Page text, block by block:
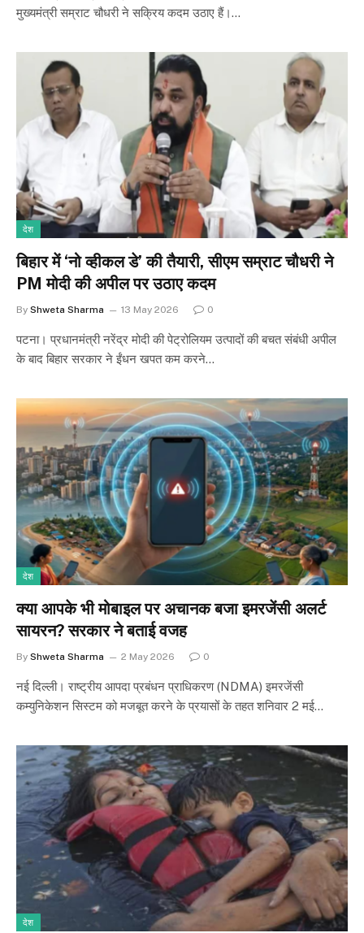
मुख्यमंत्री सम्राट चौधरी ने सक्रिय कदम उठाए हैं।…
देश
बिहार में ‘नो व्हीकल डे’ की तैयारी, सीएम सम्राट चौधरी ने
PM मोदी की अपील पर उठाए कदम
By Shweta Sharma 13 May 2026 0
पटना। प्रधानमंत्री नरेंद्र मोदी की पेट्रोलियम उत्पादों की बचत संबंधी अपील
के बाद बिहार सरकार ने ईंधन खपत कम करने…
देश
क्या आपके भी मोबाइल पर अचानक बजा इमरजेंसी अलर्ट
सायरन? सरकार ने बताई वजह
By Shweta Sharma 2 May 2026 0
नई दिल्ली। राष्ट्रीय आपदा प्रबंधन प्राधिकरण (NDMA) इमरजेंसी
कम्युनिकेशन सिस्टम को मजबूत करने के प्रयासों के तहत शनिवार 2 मई…
देश